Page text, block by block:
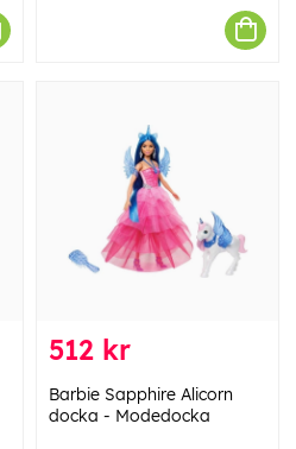
512 kr
Barbie Sapphire Alicorn
docka - Modedocka